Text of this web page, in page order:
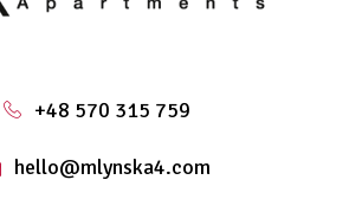
+48 570 315 759
hello@mlynska4.com